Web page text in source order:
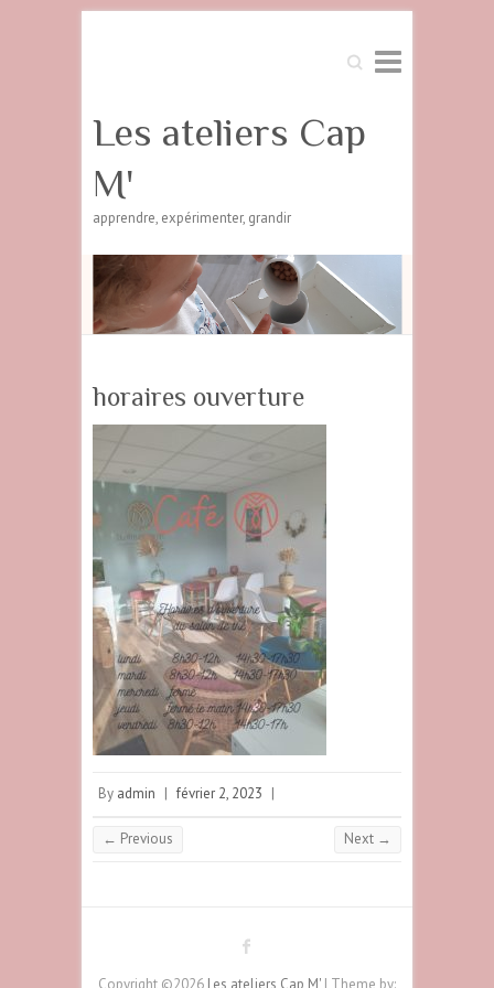
Search
Les ateliers Cap
M'
apprendre, expérimenter, grandir
horaires ouverture
By admin | février 2, 2023 |
← Previous Next →